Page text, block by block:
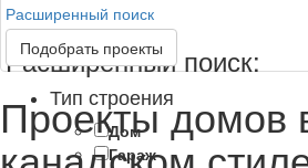
Расширенный поиск
Расширенный поиск:
Тип строения
Дом
Гараж
Подобрать проекты
Проекты домов